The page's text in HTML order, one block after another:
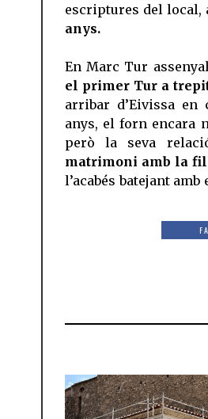
escriptures del local,
anys.
En Marc Tur
el primer Tur a
arribar d’Eivissa en
anys, el forn encara
però la seva
matrimoni amb la
l’acabés batejant